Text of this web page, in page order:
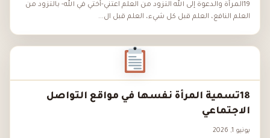
19المرأة والدعوة إلى الله التزود من العلم اعتني-أختي في الله- بالتزود من
العلم النافع، العلم قبل كل شيء، العلم قبل ال...
18تسمية المرأة نفسها في مواقع التواصل
الاجتماعي
يونيو 1, 2026